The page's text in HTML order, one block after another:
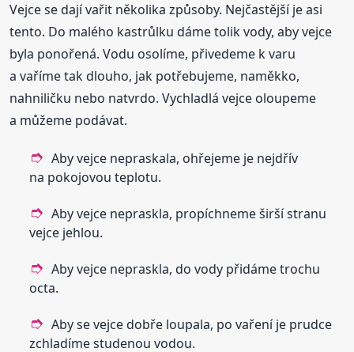
Vejce se dají vařit několika způsoby. Nejčastější je asi
tento. Do malého kastrůlku dáme tolik vody, aby vejce
byla ponořená. Vodu osolíme, přivedeme k varu
a vaříme tak dlouho, jak potřebujeme, naměkko,
nahniličku nebo natvrdo. Vychladlá vejce oloupeme
a můžeme podávat.
Aby vejce nepraskala, ohřejeme je nejdřív
na pokojovou teplotu.
Aby vejce nepraskla, propíchneme širší stranu
vejce jehlou.
Aby vejce nepraskla, do vody přidáme trochu
octa.
Aby se vejce dobře loupala, po vaření je prudce
zchladíme studenou vodou.